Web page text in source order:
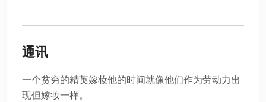
通讯
一个贫穷的精英嫁妆他的时间就像他们作为劳动力出
现但嫁妆一样。